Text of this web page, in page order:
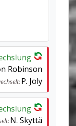
Robinson
P. Joly
N. Skyttä